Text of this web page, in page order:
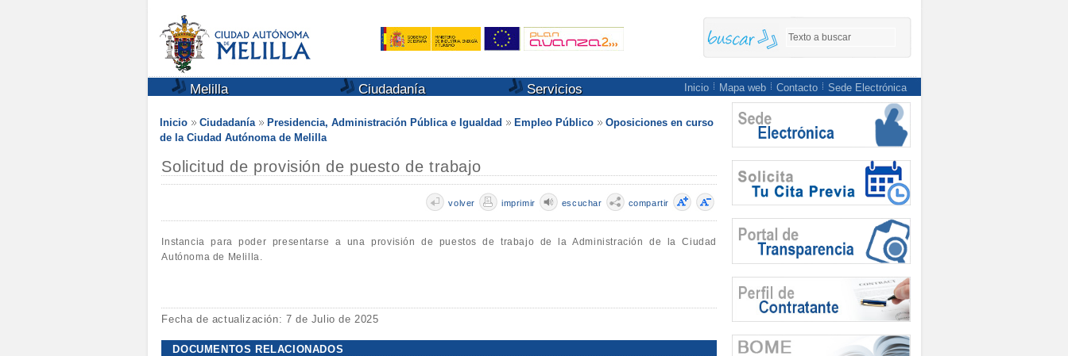
Melilla Ciudadanía Servicios Inicio Mapa web Contacto Sede Electrónica
Inicio Ciudadanía Presidencia, Administración Pública e Igualdad Empleo Público
Oposiciones en curso
de la Ciudad Autónoma de Melilla
Solicitud de provisión de puesto de trabajo
compartir
escuchar
imprimir
volver
Instancia para poder presentarse a una provisión de puestos de trabajo de la Administración de la Ciudad
Autónoma de Melilla.
Fecha de actualización: 7 de Julio de 2025
DOCUMENTOS RELACIONADOS